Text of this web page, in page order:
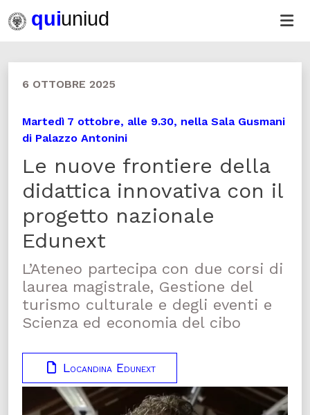
6 OTTOBRE 2025
Martedì 7 ottobre, alle 9.30, nella Sala Gusmani
di Palazzo Antonini
Le nuove frontiere della
didattica innovativa con il
progetto nazionale
Edunext
L’Ateneo partecipa con due corsi di
laurea magistrale, Gestione del
turismo culturale e degli eventi e
Scienza ed economia del cibo
Locandina Edunext